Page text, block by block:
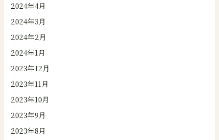
2024年4月
2024年3月
2024年2月
2024年1月
2023年12月
2023年11月
2023年10月
2023年9月
2023年8月